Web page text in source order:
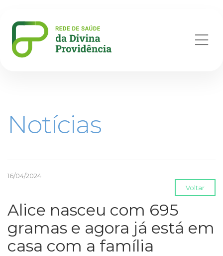
Notícias
16/04/2024
Voltar
Alice nasceu com 695
gramas e agora já está em
casa com a família